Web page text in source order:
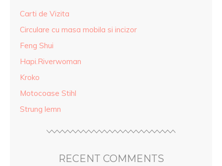
Carti de Vizita
Circulare cu masa mobila si incizor
Feng Shui
Hapi.Riverwoman
Kroko
Motocoase Stihl
Strung lemn
RECENT COMMENTS